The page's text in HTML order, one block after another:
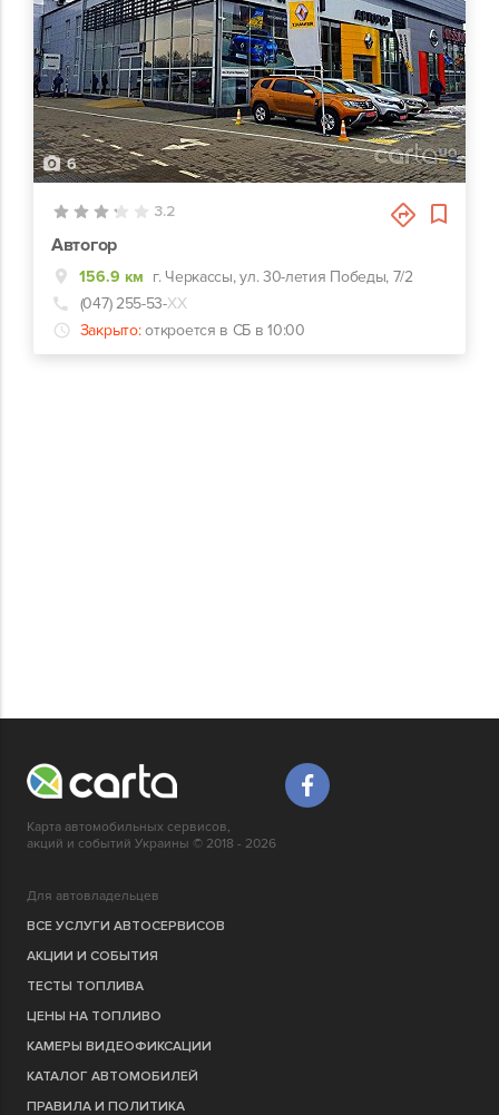
6
3.2
Автогор
156.9 км г. Черкассы, ул. 30-летия Победы, 7/2
(047) 255-53-ХХ
Закрыто: откроется в СБ в 10:00
Карта автомобильных сервисов,
акций и событий Украины © 2018 - 2026
Для автовладельцев
ВСЕ УСЛУГИ АВТОСЕРВИСОВ
АКЦИИ И СОБЫТИЯ
ТЕСТЫ ТОПЛИВА
ЦЕНЫ НА ТОПЛИВО
КАМЕРЫ ВИДЕОФИКСАЦИИ
КАТАЛОГ АВТОМОБИЛЕЙ
ПРАВИЛА И ПОЛИТИКА